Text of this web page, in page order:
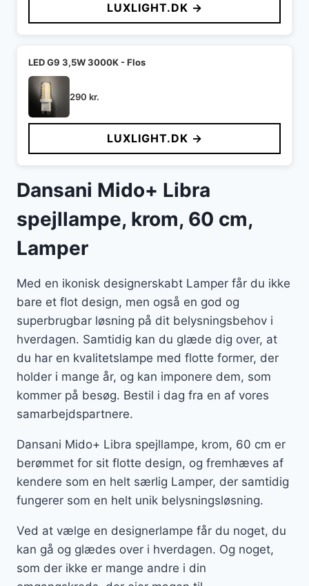
LUXLIGHT.DK →
LED G9 3,5W 3000K - Flos
290 kr.
LUXLIGHT.DK →
Dansani Mido+ Libra
spejllampe, krom, 60 cm,
Lamper
Med en ikonisk designerskabt Lamper får du ikke
bare et flot design, men også en god og
superbrugbar løsning på dit belysningsbehov i
hverdagen. Samtidig kan du glæde dig over, at
du har en kvalitetslampe med flotte former, der
holder i mange år, og kan imponere dem, som
kommer på besøg. Bestil i dag fra en af vores
samarbejdspartnere.
Dansani Mido+ Libra spejllampe, krom, 60 cm er
berømmet for sit flotte design, og fremhæves af
kendere som en helt særlig Lamper, der samtidig
fungerer som en helt unik belysningsløsning.
Ved at vælge en designerlampe får du noget, du
kan gå og glædes over i hverdagen. Og noget,
som der ikke er mange andre i din